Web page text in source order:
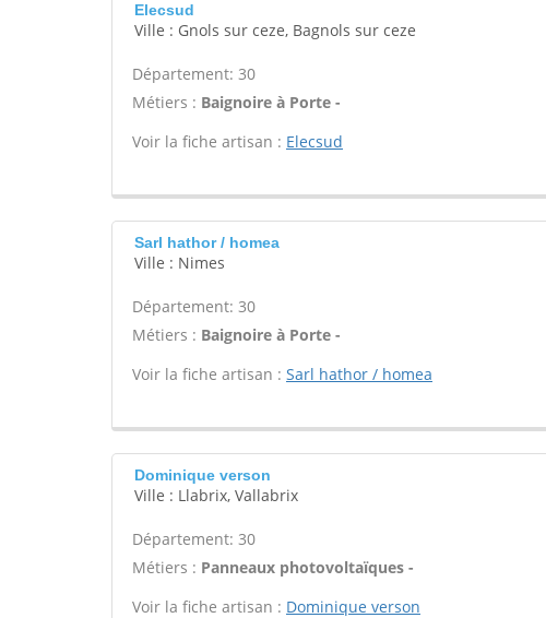
Elecsud
Ville : Gnols sur ceze, Bagnols sur ceze
Département: 30
Métiers : Baignoire à Porte -
Voir la fiche artisan : Elecsud
Sarl hathor / homea
Ville : Nimes
Département: 30
Métiers : Baignoire à Porte -
Voir la fiche artisan : Sarl hathor / homea
Dominique verson
Ville : Llabrix, Vallabrix
Département: 30
Métiers : Panneaux photovoltaïques -
Voir la fiche artisan : Dominique verson